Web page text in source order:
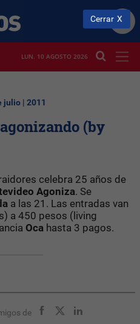
LUN. 10 AGOSTO 2026
julio | 2011
(by
celebra 25 años de
Agoniza. Se
a las 21. Las entradas van
a 450 pesos (living
Oca hasta 3 pagos.
de
Cerrar